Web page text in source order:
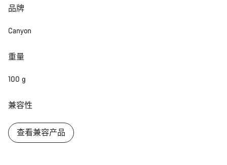
品牌
Canyon
重量
100 g
兼容性
查看兼容产品